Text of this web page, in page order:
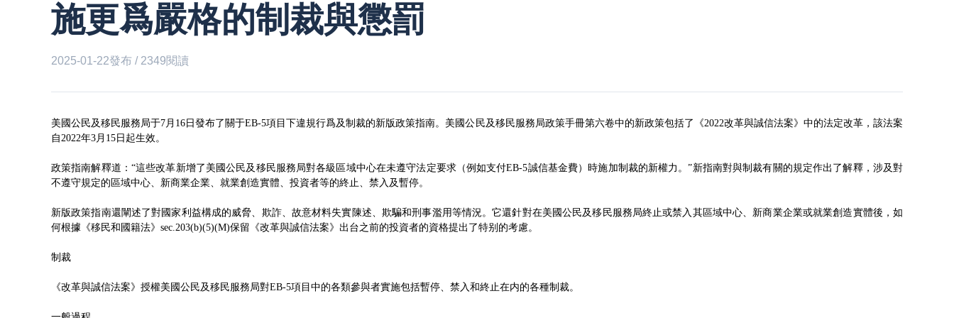
施更爲嚴格的制裁與懲罰
2025-01-22發布 / 2349閱讀
美國公民及移民服務局于7月16日發布了關于EB-5項目下違規行爲及制裁的新版政策指南。美國公民及移民服務局政策手冊第六卷中的新政策包括了《2022改革與誠信法案》中的法定改革，該法案
自2022年3月15日起生效。
政策指南解釋道：“這些改革新增了美國公民及移民服務局對各級區域中心在未遵守法定要求（例如支付EB-5誠信基金費）時施加制裁的新權力。”新指南對與制裁有關的規定作出了解釋，涉及對
不遵守規定的區域中心、新商業企業、就業創造實體、投資者等的終止、禁入及暫停。
新版政策指南還闡述了對國家利益構成的威脅、欺詐、故意材料失實陳述、欺騙和刑事濫用等情況。它還針對在美國公民及移民服務局終止或禁入其區域中心、新商業企業或就業創造實體後，如
何根據《移民和國籍法》sec.203(b)(5)(M)保留《改革與誠信法案》出台之前的投資者的資格提出了特别的考慮。
制裁
《改革與誠信法案》授權美國公民及移民服務局對EB-5項目中的各類參與者實施包括暫停、禁入和終止在内的各種制裁。